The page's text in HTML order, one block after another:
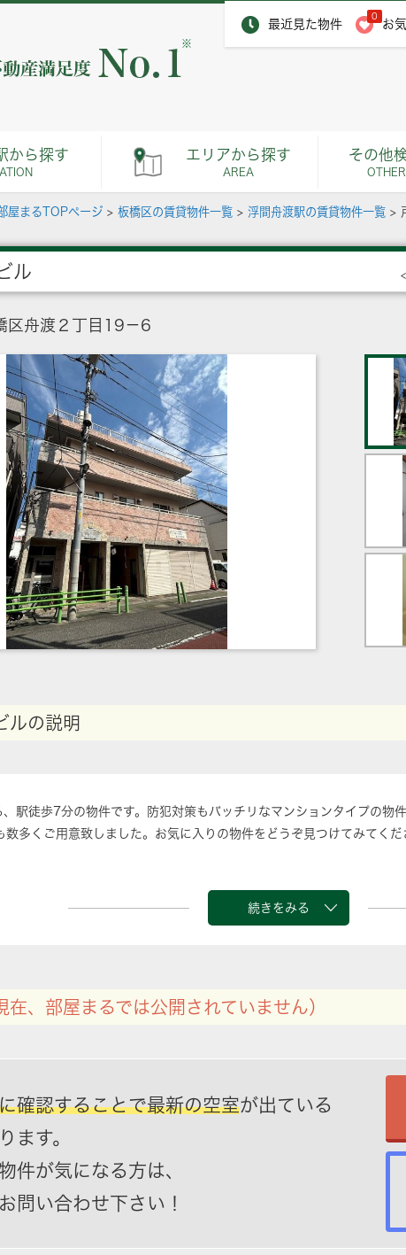
最近見た物件
0
お
※
から探す エリアから探す
AREA
その他
OTHER
屋まるTOPページ > 板橋区の賃貸物件一覧 > 浮間舟渡駅の賃貸物件一覧 >
ル
区舟渡２丁目19－6
ルの説明
、駅徒歩7分の物件です。防犯対策もバッチリなマンションタイプの物
数多くご用意致しました。お気に入りの物件をどうぞ見つけてみてくだ
続きをみる
在、部屋まるでは公開されていません）
確認することで最新の空室が出ている
ます。
件が気になる方は、
問い合わせ下さい！